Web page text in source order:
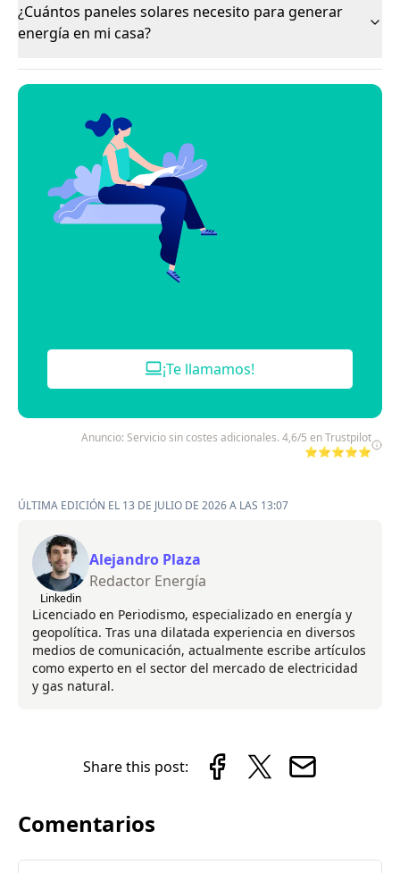
¿Cuántos paneles solares necesito para generar
energía en mi casa?
¡Te llamamos!
Anuncio: Servicio sin costes adicionales. 4,6/5 en Trustpilot
⭐⭐⭐⭐⭐
ÚLTIMA EDICIÓN EL 13 DE JULIO DE 2026 A LAS 13:07
Linkedin
Alejandro Plaza
Redactor Energía
Licenciado en Periodismo, especializado en energía y
geopolítica. Tras una dilatada experiencia en diversos
medios de comunicación, actualmente escribe artículos
como experto en el sector del mercado de electricidad
y gas natural.
Share this post:
Comentarios